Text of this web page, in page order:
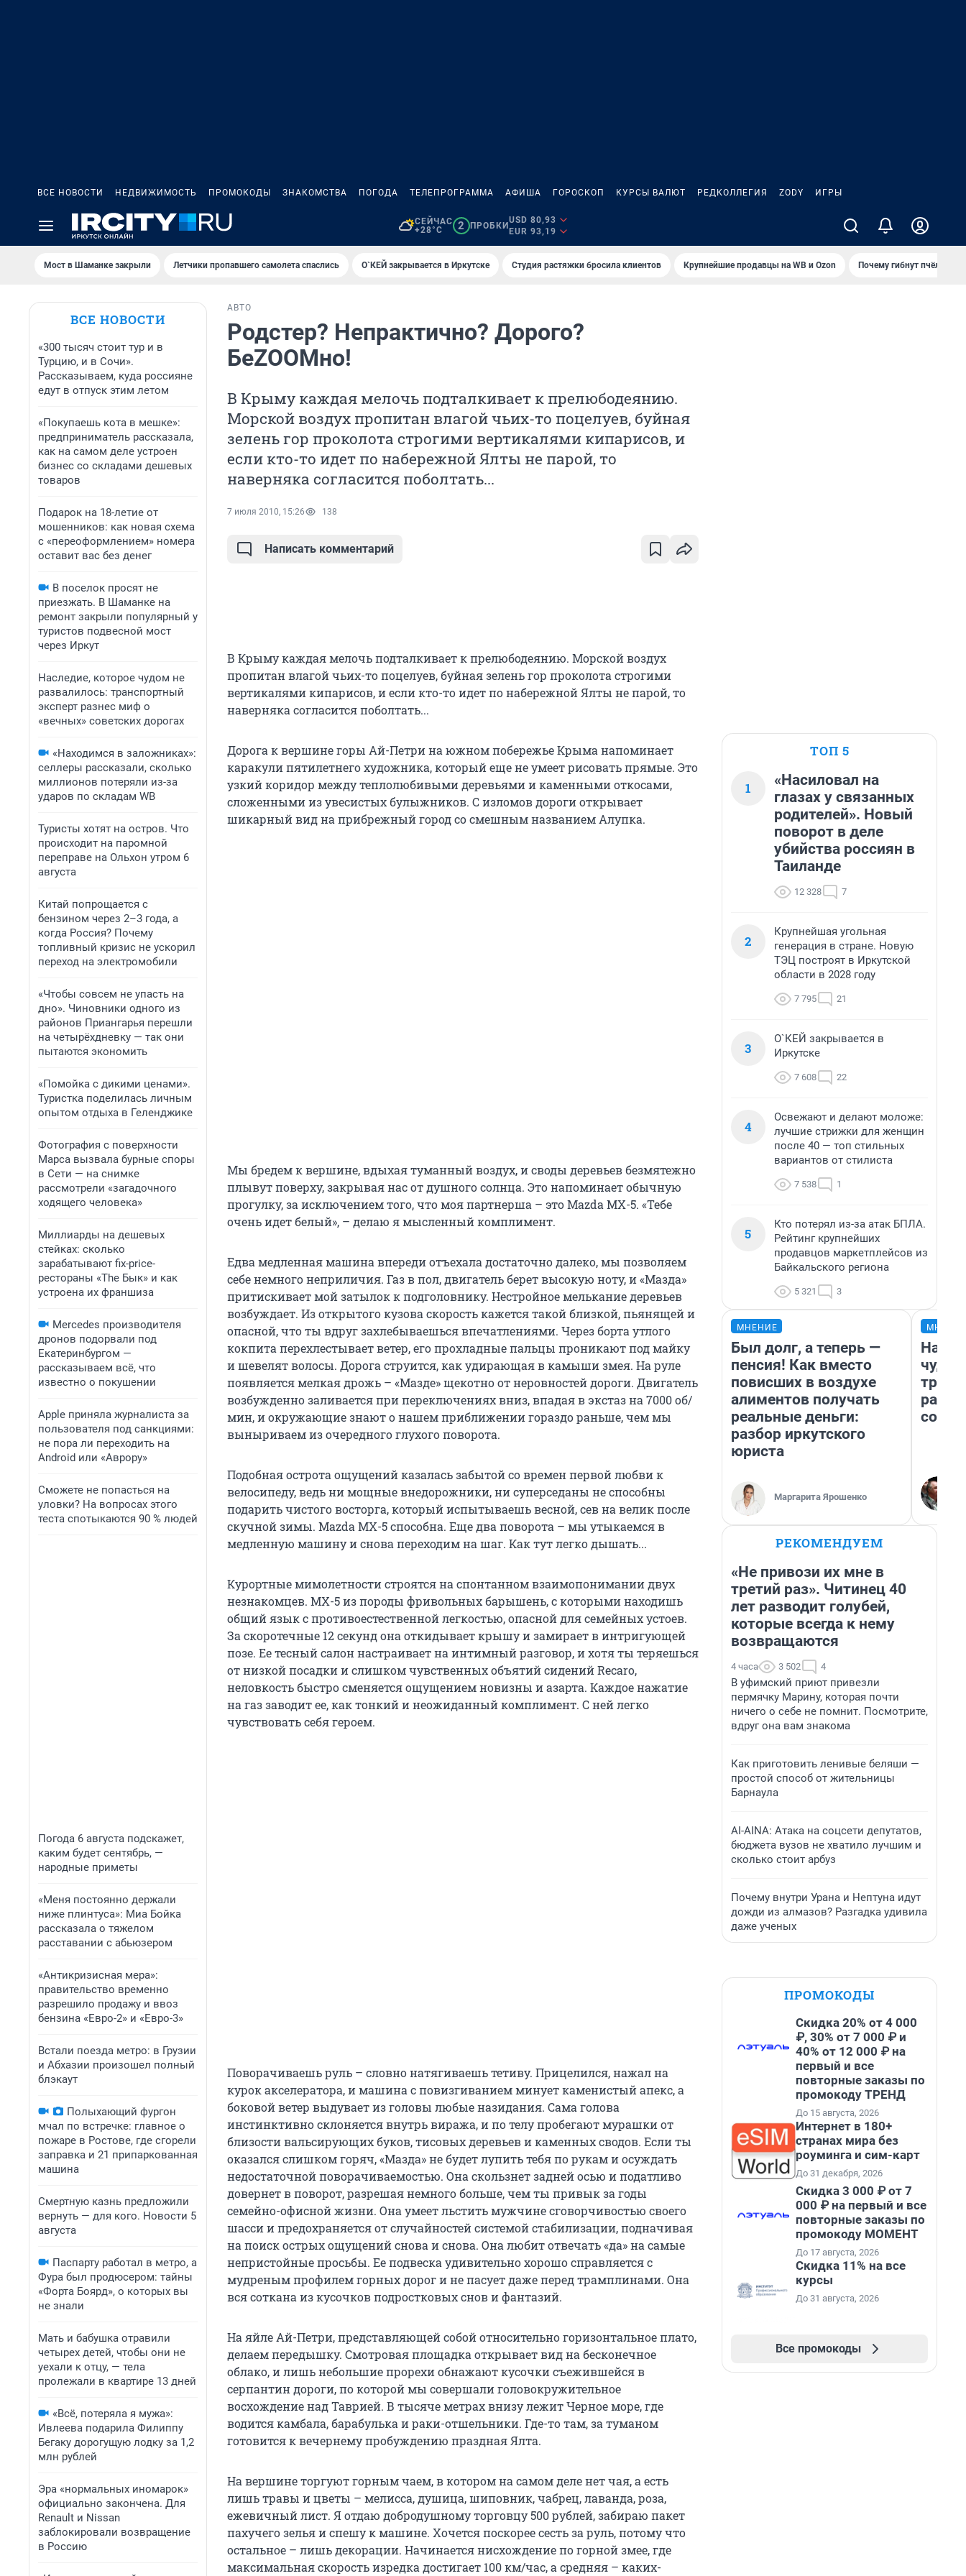
ВСЕ НОВОСТИ НЕДВИЖИМОСТЬ ПРОМОКОДЫ ЗНАКОМСТВА ПОГОДА ТЕЛЕПРОГРАММА АФИША ГОРОСКОП КУРСЫ ВАЛЮТ РЕДКОЛЛЕГИЯ ZODY ИГРЫ
СЕЙЧАС
+28°C
2 ПРОБКИ
USD 80,93
EUR 93,19
Мост в Шаманке закрыли Летчики пропавшего самолета спаслись О`КЕЙ закрывается в Иркутске Студия растяжки бросила клиентов Крупнейшие продавцы на WB и Ozon Почему гибнут пчёлы?
ВСЕ НОВОСТИ
«300 тысяч стоит тур и в
Турцию, и в Сочи».
Рассказываем, куда россияне
едут в отпуск этим летом
«Покупаешь кота в мешке»:
предприниматель рассказала,
как на самом деле устроен
бизнес со складами дешевых
товаров
Подарок на 18-летие от
мошенников: как новая схема
с «переоформлением» номера
оставит вас без денег
В поселок просят не
приезжать. В Шаманке на
ремонт закрыли популярный у
туристов подвесной мост
через Иркут
Наследие, которое чудом не
развалилось: транспортный
эксперт разнес миф о
«вечных» советских дорогах
«Находимся в заложниках»:
селлеры рассказали, сколько
миллионов потеряли из-за
ударов по складам WB
Туристы хотят на остров. Что
происходит на паромной
переправе на Ольхон утром 6
августа
Китай попрощается с
бензином через 2–3 года, а
когда Россия? Почему
топливный кризис не ускорил
переход на электромобили
«Чтобы совсем не упасть на
дно». Чиновники одного из
районов Приангарья перешли
на четырёхдневку — так они
пытаются экономить
«Помойка с дикими ценами».
Туристка поделилась личным
опытом отдыха в Геленджике
Фотография с поверхности
Марса вызвала бурные споры
в Сети — на снимке
рассмотрели «загадочного
ходящего человека»
Миллиарды на дешевых
стейках: сколько
зарабатывают fix-price-
рестораны «The Бык» и как
устроена их франшиза
Mercedes производителя
дронов подорвали под
Екатеринбургом —
рассказываем всё, что
известно о покушении
Apple приняла журналиста за
пользователя под санкциями:
не пора ли переходить на
Android или «Аврору»
Сможете не попасться на
уловки? На вопросах этого
теста спотыкаются 90 % людей
Погода 6 августа подскажет,
каким будет сентябрь, —
народные приметы
«Меня постоянно держали
ниже плинтуса»: Миа Бойка
рассказала о тяжелом
расставании с абьюзером
«Антикризисная мера»:
правительство временно
разрешило продажу и ввоз
бензина «Евро-2» и «Евро-3»
Встали поезда метро: в Грузии
и Абхазии произошел полный
блэкаут
Полыхающий фургон
мчал по встречке: главное о
пожаре в Ростове, где сгорели
заправка и 21 припаркованная
машина
Смертную казнь предложили
вернуть — для кого. Новости 5
августа
Паспарту работал в метро, а
Фура был продюсером: тайны
«Форта Боярд», о которых вы
не знали
Мать и бабушка отравили
четырех детей, чтобы они не
уехали к отцу, — тела
пролежали в квартире 13 дней
«Всё, потеряла я мужа»:
Ивлеева подарила Филиппу
Бегаку дорогущую лодку за 1,2
млн рублей
Эра «нормальных иномарок»
официально закончена. Для
Renault и Nissan
заблокировали возвращение
в Россию
АВТО
Родстер? Непрактично? Дорого?
БеZOOMно!
В Крыму каждая мелочь подталкивает к прелюбодеянию.
Морской воздух пропитан влагой чьих-то поцелуев, буйная
зелень гор проколота строгими вертикалями кипарисов, и
если кто-то идет по набережной Ялты не парой, то
наверняка согласится поболтать...
7 июля 2010, 15:26 138
Написать комментарий
В Крыму каждая мелочь подталкивает к прелюбодеянию. Морской воздух
пропитан влагой чьих-то поцелуев, буйная зелень гор проколота строгими
вертикалями кипарисов, и если кто-то идет по набережной Ялты не парой, то
наверняка согласится поболтать...
Дорога к вершине горы Ай-Петри на южном побережье Крыма напоминает
каракули пятилетнего художника, который еще не умеет рисовать прямые. Это
узкий коридор между теплолюбивыми деревьями и каменными откосами,
сложенными из увесистых булыжников. С изломов дороги открывает
шикарный вид на прибрежный город со смешным названием Алупка.
Мы бредем к вершине, вдыхая туманный воздух, и своды деревьев безмятежно
плывут поверху, закрывая нас от душного солнца. Это напоминает обычную
прогулку, за исключением того, что моя партнерша – это Mazda MX-5. «Тебе
очень идет белый», – делаю я мысленный комплимент.
Едва медленная машина впереди отъехала достаточно далеко, мы позволяем
себе немного неприличия. Газ в пол, двигатель берет высокую ноту, и «Мазда»
притискивает мой затылок к подголовнику. Нестройное мелькание деревьев
возбуждает. Из открытого кузова скорость кажется такой близкой, пьянящей и
опасной, что ты вдруг захлебываешься впечатлениями. Через борта утлого
кокпита перехлестывает ветер, его прохладные пальцы проникают под майку
и шевелят волосы. Дорога струится, как удирающая в камыши змея. На руле
появляется мелкая дрожь – «Мазде» щекотно от неровностей дороги. Двигатель
возбужденно заливается при переключениях вниз, впадая в экстаз на 7000 об/
мин, и окружающие знают о нашем приближении гораздо раньше, чем мы
выныриваем из очередного глухого поворота.
Подобная острота ощущений казалась забытой со времен первой любви к
велосипеду, ведь ни мощные внедорожники, ни суперседаны не способны
подарить чистого восторга, который испытываешь весной, сев на велик после
скучной зимы. Mazda MX-5 способна. Еще два поворота – мы утыкаемся в
медленную машину и снова переходим на шаг. Как тут легко дышать...
Курортные мимолетности строятся на спонтанном взаимопонимании двух
незнакомцев. MX-5 из породы фривольных барышень, с которыми находишь
общий язык с противоестественной легкостью, опасной для семейных устоев.
За скоротечные 12 секунд она откидывает крышу и замирает в интригующей
позе. Ее тесный салон настраивает на интимный разговор, и хотя ты теряешься
от низкой посадки и слишком чувственных объятий сидений Recaro,
неловкость быстро сменяется ощущением новизны и азарта. Каждое нажатие
на газ заводит ее, как тонкий и неожиданный комплимент. С ней легко
чувствовать себя героем.
Поворачиваешь руль – словно натягиваешь тетиву. Прицелился, нажал на
курок акселератора, и машина с повизгиванием минует каменистый апекс, а
боковой ветер выдувает из головы любые назидания. Сама голова
инстинктивно склоняется внутрь виража, и по телу пробегают мурашки от
близости вальсирующих буков, тисовых деревьев и каменных сводов. Если ты
оказался слишком горяч, «Мазда» не будет лупить тебя по рукам и осуждать
недостаточной поворачиваемостью. Она скользнет задней осью и податливо
довернет в поворот, разрешая немного больше, чем ты привык за годы
семейно-офисной жизни. Она умеет льстить мужчине сговорчивостью своего
шасси и предохраняется от случайностей системой стабилизации, подначивая
на поиск острых ощущений снова и снова. Она любит отвечать «да» на самые
непристойные просьбы. Ее подвеска удивительно хорошо справляется с
мудреным профилем горных дорог и не пасует даже перед трамплинами. Она
вся соткана из кусочков подростковых снов и фантазий.
На яйле Ай-Петри, представляющей собой относительно горизонтальное плато,
делаем передышку. Смотровая площадка открывает вид на бесконечное
облако, и лишь небольшие прорехи обнажают кусочки съежившейся в
серпантин дороги, по которой мы совершали головокружительное
восхождение над Таврией. В тысяче метрах внизу лежит Черное море, где
водится камбала, барабулька и раки-отшельники. Где-то там, за туманом
готовится к вечернему пробуждению праздная Ялта.
На вершине торгуют горным чаем, в котором на самом деле нет чая, а есть
лишь травы и цветы – мелисса, душица, шиповник, чабрец, лаванда, роза,
ежевичный лист. Я отдаю добродушному торговцу 500 рублей, забираю пакет
пахучего зелья и спешу к машине. Хочется поскорее сесть за руль, потому что
остальное – лишь декорации. Начинается нисхождение по горной змее, где
максимальная скорость изредка достигает 100 км/час, а средняя – каких-
ТОП 5
1
«Насиловал на
глазах у связанных
родителей». Новый
поворот в деле
убийства россиян в
Таиланде
12 328 7
2
Крупнейшая угольная
генерация в стране. Новую
ТЭЦ построят в Иркутской
области в 2028 году
7 795 21
3
О`КЕЙ закрывается в
Иркутске
7 608 22
4
Освежают и делают моложе:
лучшие стрижки для женщин
после 40 — топ стильных
вариантов от стилиста
7 538 1
5
Кто потерял из-за атак БПЛА.
Рейтинг крупнейших
продавцов маркетплейсов из
Байкальского региона
5 321 3
МНЕНИЕ
Был долг, а теперь —
пенсия! Как вместо
повисших в воздухе
алиментов получать
реальные деньги:
разбор иркутского
юриста
Маргарита Ярошенко
РЕКОМЕНДУЕМ
«Не привози их мне в
третий раз». Читинец 40
лет разводит голубей,
которые всегда к нему
возвращаются
4 часа 3 502 4
В уфимский приют привезли
пермячку Марину, которая почти
ничего о себе не помнит. Посмотрите,
вдруг она вам знакома
Как приготовить ленивые беляши —
простой способ от жительницы
Барнаула
AI-AINA: Атака на соцсети депутатов,
бюджета вузов не хватило лучшим и
сколько стоит арбуз
Почему внутри Урана и Нептуна идут
дожди из алмазов? Разгадка удивила
даже ученых
ПРОМОКОДЫ
Скидка 20% от 4 000
₽, 30% от 7 000 ₽ и
40% от 12 000 ₽ на
первый и все
повторные заказы по
промокоду ТРЕНД
До 15 августа, 2026
Интернет в 180+
странах мира без
роуминга и сим-карт
До 31 декабря, 2026
Скидка 3 000 ₽ от 7
000 ₽ на первый и все
повторные заказы по
промокоду МОМЕНТ
До 17 августа, 2026
Скидка 11% на все
курсы
До 31 августа, 2026
Все промокоды